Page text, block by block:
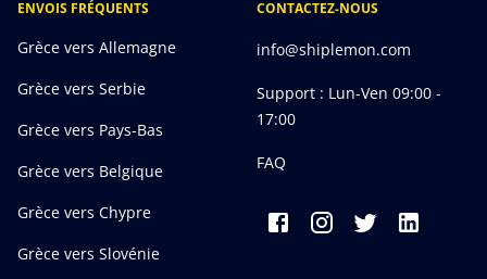
ENVOIS FRÉQUENTS
Grèce vers Allemagne
Grèce vers Serbie
Grèce vers Pays-Bas
Grèce vers Belgique
Grèce vers Chypre
Grèce vers Slovénie
CONTACTEZ-NOUS
info@shiplemon.com
Support : Lun-Ven 09:00 -
17:00
FAQ